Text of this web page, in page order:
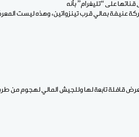
على “تليغرام” بأنه
عنيفة بمالي قرب تينزواتين، وهذه ليست
قافلة تابعة لها وللجيش المالي لهجوم من